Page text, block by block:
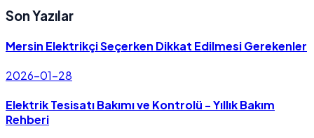
Son Yazılar
Mersin Elektrikçi Seçerken Dikkat Edilmesi Gerekenler
2026-01-28
Elektrik Tesisatı Bakımı ve Kontrolü - Yıllık Bakım
Rehberi